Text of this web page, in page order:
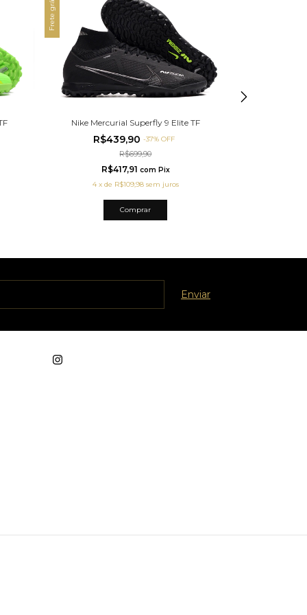
Frete grátis
Nike Mercurial Superfly 9 Elite TF
R$439,90-37%OFF
R$699,90
R$417,91 com Pix
4 x de R$109,98 sem juros
Comprar